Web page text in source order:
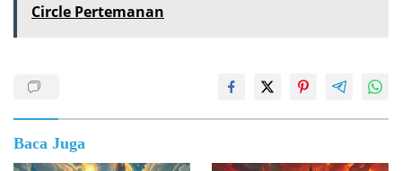
Circle Pertemanan
Baca Juga